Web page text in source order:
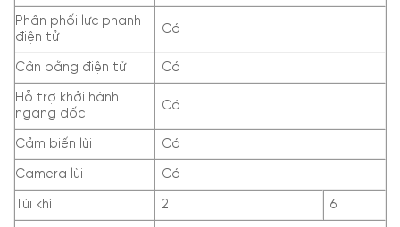
Phân phối lực phanh
điện tử
Có
Cân bằng điện tử Có
Hỗ trợ khởi hành
ngang dốc
Có
Cảm biến lùi Có
Camera lùi Có
Túi khí 2 6